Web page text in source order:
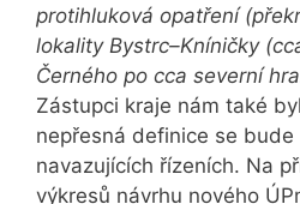
protihluková opatření
lokality Bystrc–Kníničky
Černého po cca severní
Zástupci kraje nám také
nepřesná definice se
navazujících řízeních. Na
výkresů návrhu nového